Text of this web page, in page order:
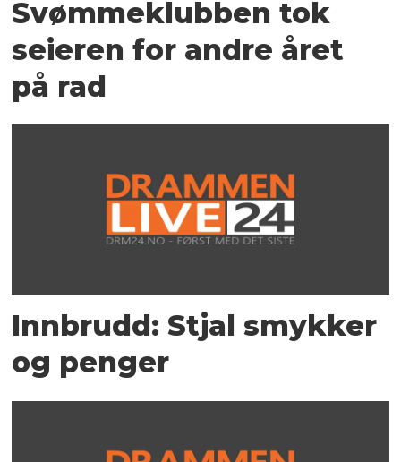
Svømmeklubben tok
seieren for andre året
på rad
Innbrudd: Stjal smykker
og penger